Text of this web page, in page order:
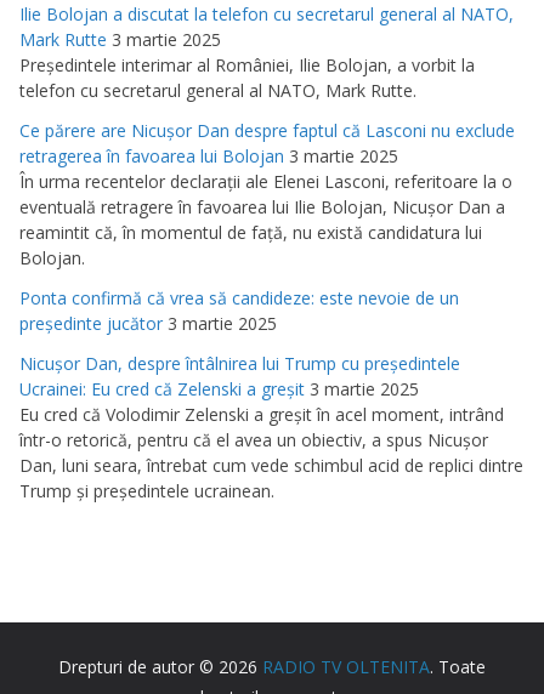
Ilie Bolojan a discutat la telefon cu secretarul general al NATO,
Mark Rutte 3 martie 2025
Preşedintele interimar al României, Ilie Bolojan, a vorbit la
telefon cu secretarul general al NATO, Mark Rutte.
Ce părere are Nicuşor Dan despre faptul că Lasconi nu exclude
retragerea în favoarea lui Bolojan 3 martie 2025
În urma recentelor declaraţii ale Elenei Lasconi, referitoare la o
eventuală retragere în favoarea lui Ilie Bolojan, Nicuşor Dan a
reamintit că, în momentul de faţă, nu există candidatura lui
Bolojan.
Ponta confirmă că vrea să candideze: este nevoie de un
preşedinte jucător 3 martie 2025
Nicuşor Dan, despre întâlnirea lui Trump cu preşedintele
Ucrainei: Eu cred că Zelenski a greşit 3 martie 2025
Eu cred că Volodimir Zelenski a greşit în acel moment, intrând
într-o retorică, pentru că el avea un obiectiv, a spus Nicuşor
Dan, luni seara, întrebat cum vede schimbul acid de replici dintre
Trump şi preşedintele ucrainean.
Drepturi de autor © 2026 RADIO TV OLTENITA. Toate